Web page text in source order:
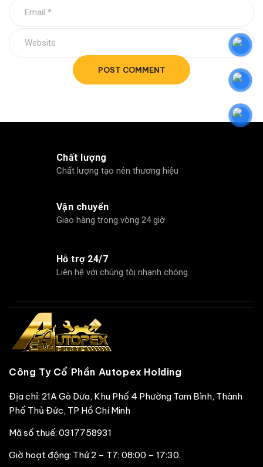
POST COMMENT
Chất lượng
Chất lượng tạo nên thương hiệu
Vận chuyển
Giao hàng trong vòng 24 giờ
Hỗ trợ 24/7
Liên hệ với chúng tôi nhanh chóng
Công Ty Cổ Phần Autopex Holding
Địa chỉ: 21A Gò Dưa, Khu Phố 4 Phường Tam Bình, Thành
Phố Thủ Đức, TP Hồ Chí Minh
Mã số thuế: 0317758931
Giờ hoạt động: Thứ 2 – T7: 08:00 – 17:30.